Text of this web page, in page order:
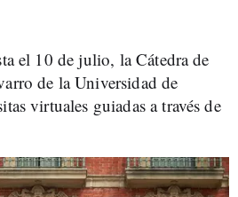
el 10 de julio, la Cátedra de
de la Universidad de
virtuales guiadas a través de